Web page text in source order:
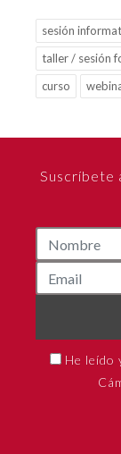
sesión
taller / sesión
curso
Suscríbete
He leído